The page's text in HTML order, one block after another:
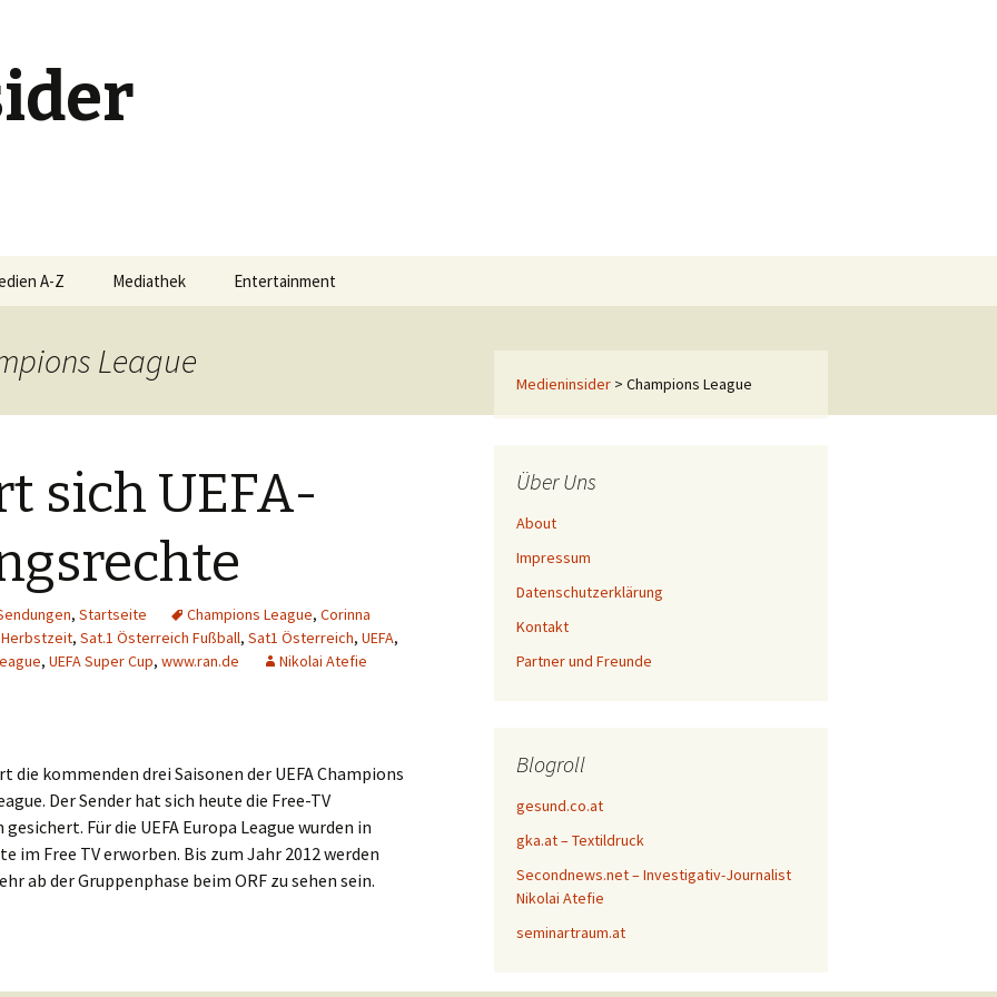
A-Z Mediathek Entertainment
Gametipps
Musikschmankerl
League
sich UEFA-
, Startseite Champions League, Corinna
Herbstzeit, Sat.1 Österreich Fußball, Sat1 Österreich, UEFA,
, UEFA Super Cup, www.ran.de Nikolai Atefie
kommenden drei Saisonen der UEFA Champions
Der Sender hat sich heute die Free-TV
Für die UEFA Europa League wurden in
im Free TV erworben. Bis zum Jahr 2012 werden
ab der Gruppenphase beim ORF zu sehen sein.
Medieninsider > Champions League
Über Uns
About
Impressum
Datenschutzerklärung
Kontakt
Partner und Freunde
Blogroll
gesund.co.at
gka.at – Textildruck
Secondnews.net – Investigativ-Journalist
Nikolai Atefie
seminartraum.at